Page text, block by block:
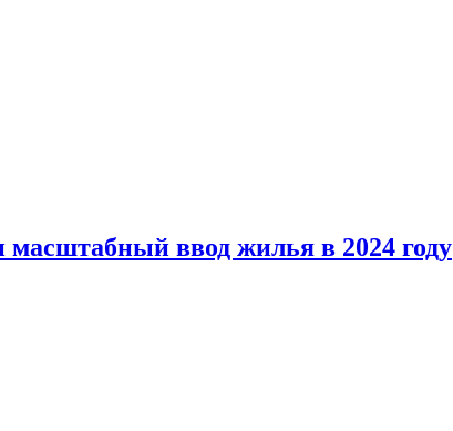
ввод жилья в 2024 году